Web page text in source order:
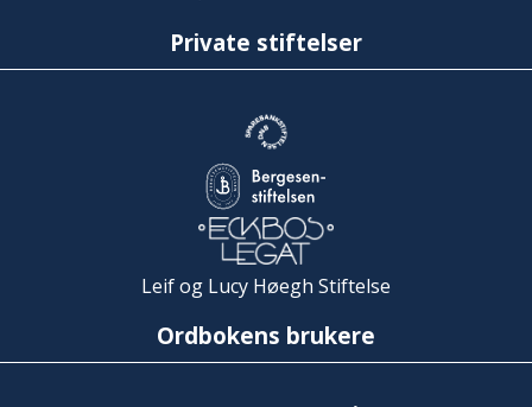
Private stiftelser
Leif og Lucy Høegh Stiftelse
Ordbokens brukere